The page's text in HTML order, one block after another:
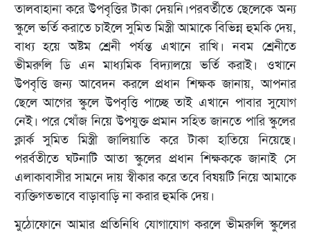
তালবাহানা করে উপবৃত্তির টাকা দেয়নি।পরবর্তীতে ছেলেকে অন্য
স্কুলে ভর্তি করাতে চাইলে সুমিত মিস্ত্রী আমাকে বিভিন্ন হুমকি দেয়,
বাধ্য হয়ে অষ্টম শ্রেনী পর্যন্ত এখানে রাখি। নবম শ্রেনীতে
ভীমরুলি ডি এন মাধ্যমিক বিদ্যালয়ে ভর্তি করাই। ওখানে
উপবৃত্তি জন্য আবেদন করলে প্রধান শিক্ষক জানায়, আপনার
ছেলে আগের স্কুলে উপবৃত্তি পাচ্ছে তাই এখানে পাবার সুযোগ
নেই। পরে খোঁজ নিয়ে উপযুক্ত প্রমান সহিত জানতে পারি স্কুলের
ক্লার্ক সুমিত মিস্ত্রী জালিয়াতি করে টাকা হাতিয়ে নিয়েছে।
পরর্বতীতে ঘটনাটি আতা স্কুলের প্রধান শিক্ষককে জানাই সে
এলাকাবাসীর সামনে দায় স্বীকার করে তবে বিষয়টি নিয়ে আমাকে
ব্যক্তিগতভাবে বাড়াবাড়ি না করার হুমকি দেয়।
মুঠোফোনে আমার প্রতিনিধি যোগাযোগ করলে ভীমরুলি স্কুলের